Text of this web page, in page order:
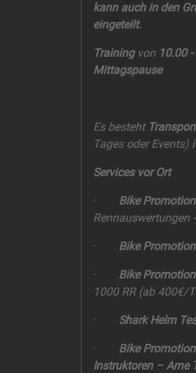
kann auch in den
eingeteilt.
Trainingvon 10.00
Mittagspause
Es besteht
Tages oder Events)
Services vor Ort
· Bike
Rennauswertungen
· Bike Promotion
· Bike Promotion
1000 RR (ab 400€/
· Shark Helm
· Bike
Instruktoren – Arne